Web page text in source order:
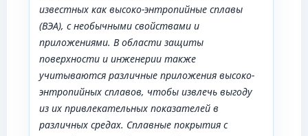
известных как высоко-энтропийные сплавы
(ВЭА), с необычными свойствами и
приложениями. В области защиты
поверхности и инженерии также
учитываются различные приложения высоко-
энтропийных сплавов, чтобы извлечь выгоду
из их привлекательных показателей в
различных средах. Сплавные покрытия с